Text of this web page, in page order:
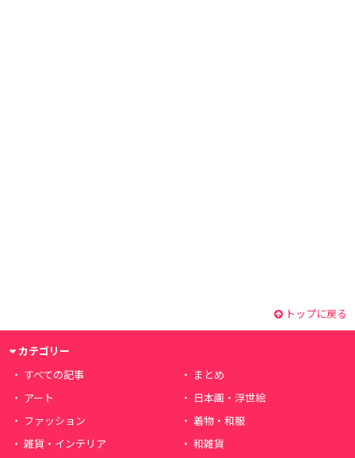
トップに戻る
カテゴリー
すべての記事
まとめ
アート
日本画・浮世絵
ファッション
着物・和服
雑貨・インテリア
和雑貨